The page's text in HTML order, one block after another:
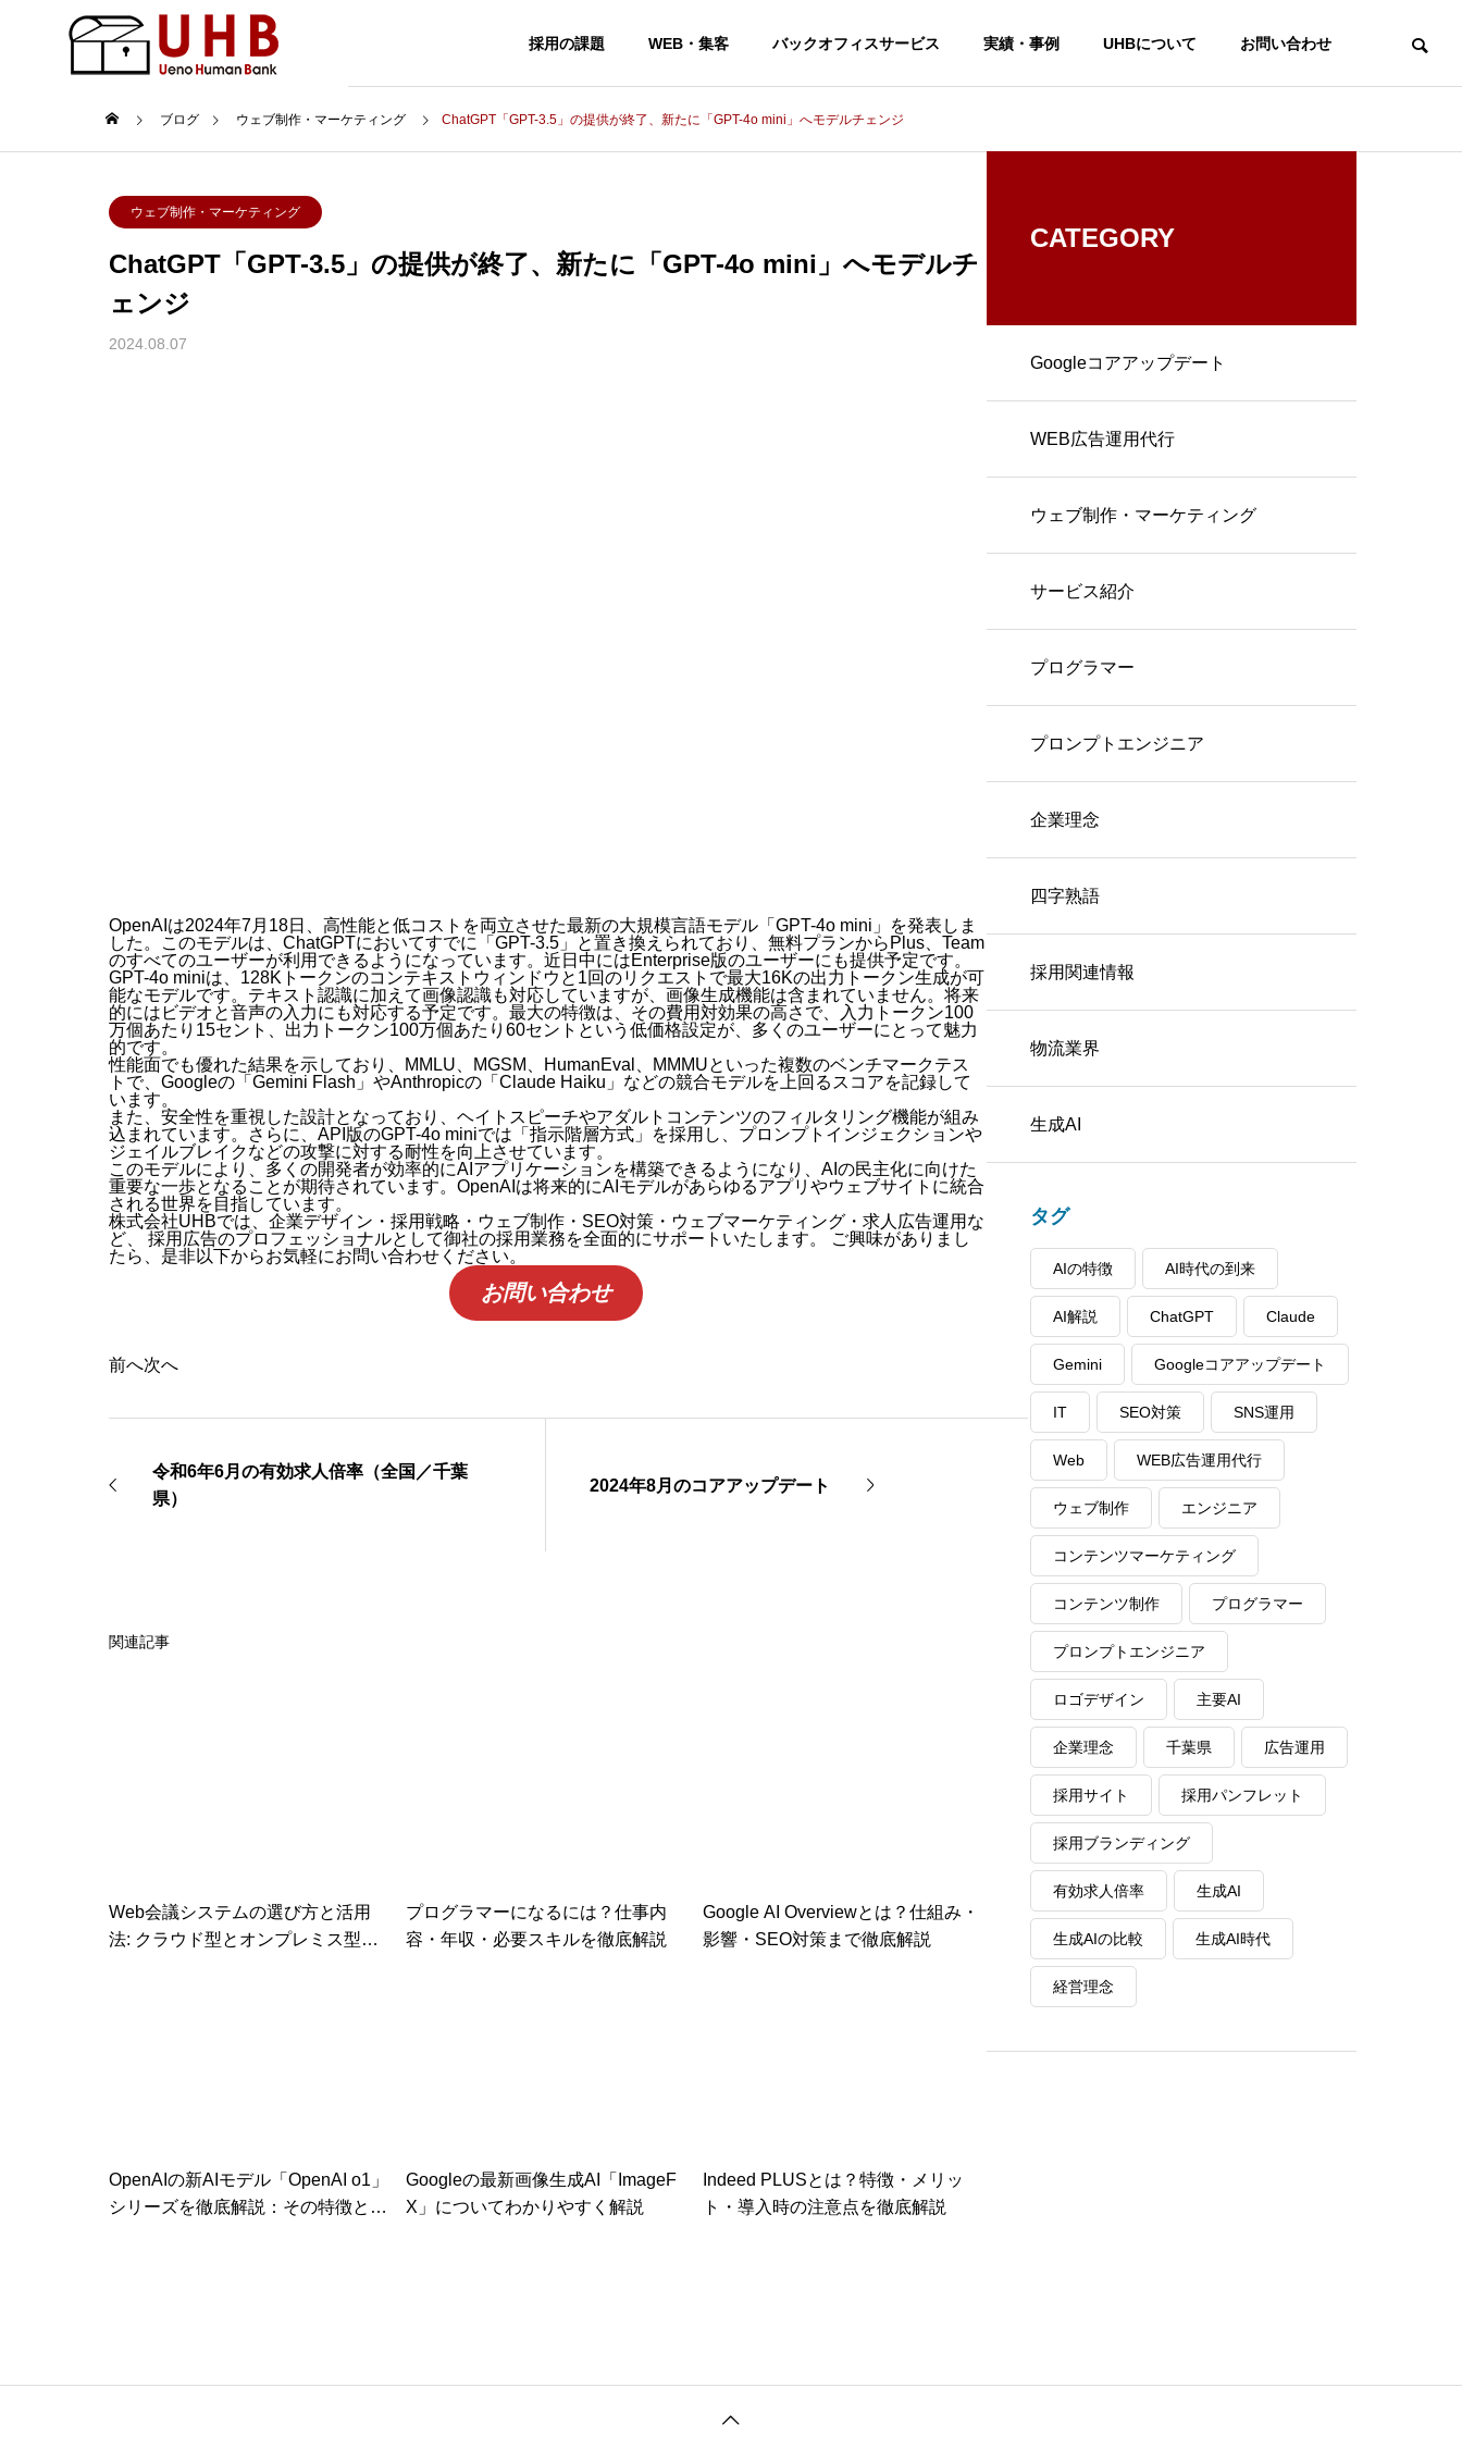
採用の課題 WEB・集客 バックオフィスサービス 実績・事例 UHBについて お問い合わせ
BLOG
ブログ
プログラマーになる方法を解説！仕事内容・年収・必要スキルが1記事でわかる
令和8年4月の有効求人倍率を読み解く｜採用担当者が知っておくべき最新動向と千葉県の状況
生成AI
生成AI時代が来た——ChatGPT・Claude・Geminiを比較しながら、今さら聞けない基本を整理する
令和8年3月の有効求人倍率を読み解く｜採用担当者が知っておくべき最新労働市場の動向
ブログ ウェブ制作・マーケティング ChatGPT「GPT-3.5」の提供が終了、新たに「GPT-4o mini」へモデルチェンジ
ウェブ制作・マーケティング
ChatGPT「GPT-3.5」の提供が終了、新たに「GPT-4o mini」へモデルチ
ェンジ
2024.08.07
OpenAIは2024年7月18日、高性能と低コストを両立させた最新の大規模言語モデル「GPT-4o mini」を発表しま
した。このモデルは、ChatGPTにおいてすでに「GPT-3.5」と置き換えられており、無料プランからPlus、Team
のすべてのユーザーが利用できるようになっています。近日中にはEnterprise版のユーザーにも提供予定です。
GPT-4o miniは、128Kトークンのコンテキストウィンドウと1回のリクエストで最大16Kの出力トークン生成が可
能なモデルです。テキスト認識に加えて画像認識も対応していますが、画像生成機能は含まれていません。将来
的にはビデオと音声の入力にも対応する予定です。最大の特徴は、その費用対効果の高さで、入力トークン100
万個あたり15セント、出力トークン100万個あたり60セントという低価格設定が、多くのユーザーにとって魅力
的です。
性能面でも優れた結果を示しており、MMLU、MGSM、HumanEval、MMMUといった複数のベンチマークテス
トで、Googleの「Gemini Flash」やAnthropicの「Claude Haiku」などの競合モデルを上回るスコアを記録して
います。
また、安全性を重視した設計となっており、ヘイトスピーチやアダルトコンテンツのフィルタリング機能が組み
込まれています。さらに、API版のGPT-4o miniでは「指示階層方式」を採用し、プロンプトインジェクションや
ジェイルブレイクなどの攻撃に対する耐性を向上させています。
このモデルにより、多くの開発者が効率的にAIアプリケーションを構築できるようになり、AIの民主化に向けた
重要な一歩となることが期待されています。OpenAIは将来的にAIモデルがあらゆるアプリやウェブサイトに統合
される世界を目指しています。
株式会社UHBでは、企業デザイン・採用戦略・ウェブ制作・SEO対策・ウェブマーケティング・求人広告運用な
ど、 採用広告のプロフェッショナルとして御社の採用業務を全面的にサポートいたします。 ご興味がありまし
たら、是非以下からお気軽にお問い合わせください。
お問い合わせ
前へ次へ
令和6年6月の有効求人倍率（全国／千葉
県）
2024年8月のコアアップデート
関連記事
Web会議システムの選び方と活用
法: クラウド型とオンプレミス型の
プログラマーになるには？仕事内
容・年収・必要スキルを徹底解説
Google AI Overviewとは？仕組み・
影響・SEO対策まで徹底解説
OpenAIの新AIモデル「OpenAI o1」
シリーズを徹底解説：その特徴と活
Googleの最新画像生成AI「ImageF
X」についてわかりやすく解説
Indeed PLUSとは？特徴・メリッ
ト・導入時の注意点を徹底解説
CATEGORY
Googleコアアップデート
WEB広告運用代行
ウェブ制作・マーケティング
サービス紹介
プログラマー
プロンプトエンジニア
企業理念
四字熟語
採用関連情報
物流業界
生成AI
タグ
AIの特徴 AI時代の到来
AI解説 ChatGPT Claude
Gemini Googleコアアップデート
IT SEO対策 SNS運用
Web WEB広告運用代行
ウェブ制作 エンジニア
コンテンツマーケティング
コンテンツ制作 プログラマー
プロンプトエンジニア
ロゴデザイン 主要AI
企業理念 千葉県 広告運用
採用サイト 採用パンフレット
採用ブランディング
有効求人倍率 生成AI
生成AIの比較 生成AI時代
経営理念